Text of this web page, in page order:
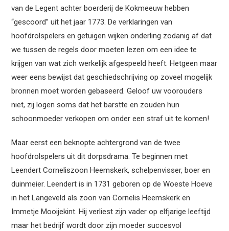
van de Legent achter boerderij de Kokmeeuw hebben
“gescoord” uit het jaar 1773. De verklaringen van
hoofdrolspelers en getuigen wijken onderling zodanig af dat
we tussen de regels door moeten lezen om een idee te
krijgen van wat zich werkelijk afgespeeld heeft. Hetgeen maar
weer eens bewijst dat geschiedschrijving op zoveel mogelijk
bronnen moet worden gebaseerd. Geloof uw voorouders
niet, zij logen soms dat het barstte en zouden hun
schoonmoeder verkopen om onder een straf uit te komen!
Maar eerst een beknopte achtergrond van de twee
hoofdrolspelers uit dit dorpsdrama. Te beginnen met
Leendert Corneliszoon Heemskerk, schelpenvisser, boer en
duinmeier. Leendert is in 1731 geboren op de Woeste Hoeve
in het Langeveld als zoon van Cornelis Heemskerk en
Immetje Mooijekint. Hij verliest zijn vader op elfjarige leeftijd
maar het bedrijf wordt door zijn moeder succesvol